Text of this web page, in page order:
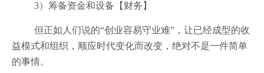
3）筹备资金和设备【财务】
但正如人们说的“创业容易守业难”，让已经成型的收
益模式和组织，顺应时代变化而改变，绝对不是一件简单
的事情。